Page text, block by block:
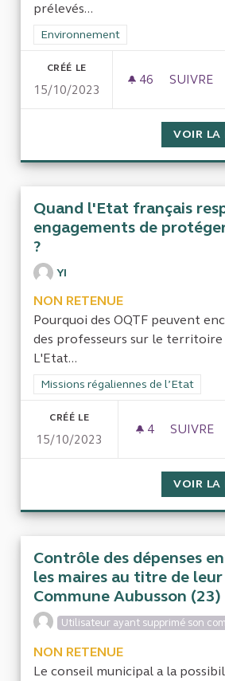
prélevés...
Filtrer les résultats de la catégorie :
Environnement
CRÉÉ LE
15/10/2023
46 46
SUIVRE
VOIR LA
Quand l'Etat français
engagements de
?
YI
NON RETENUE
Pourquoi des OQTF peuvent
des professeurs sur le territoire
L'Etat...
Filtrer les résultats de la catégorie :
Missions régaliennes de l’Etat
CRÉÉ LE
15/10/2023
4 4 ABONNÉS
SUIVRE
VOIR LA
Contrôle des dépenses
les maires au titre de
Commune Aubusson (23)
Utilisateur ayant supprimé son
NON RETENUE
Le conseil municipal a la